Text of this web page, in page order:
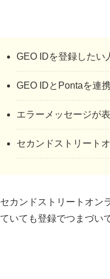
GEO IDを登録したい
GEO IDとPontaを連
エラーメッセージが
セカンドストリート
セカンドストリートオン
ていても登録でつまづい